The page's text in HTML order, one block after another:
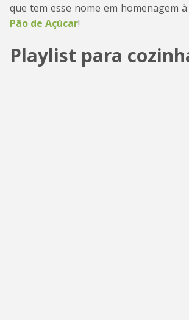
que tem esse nome em homenagem
Pão de Açúcar!
Playlist para